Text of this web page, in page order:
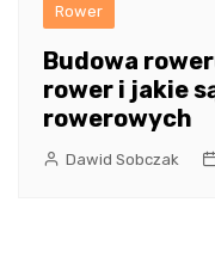
Rower
Budowa
rower i jakie
rowerowych
Dawid Sobczak